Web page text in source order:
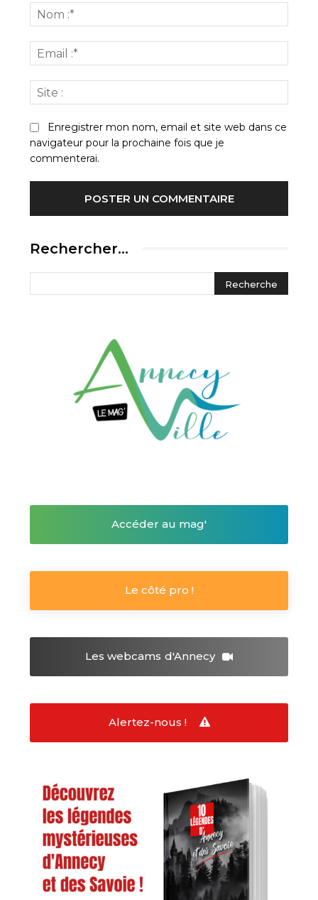
:*
:*
:
Enregistrer mon nom, email et site web dans ce
navigateur pour la prochaine fois que je
commenterai.
Rechercher…
Accéder au mag'
Le côté pro !
Les webcams d'Annecy
Alertez-nous !